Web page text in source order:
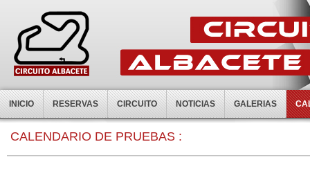
INICIO RESERVAS CIRCUITO NOTICIAS GALERIAS
CALENDARIO DE PRUEBAS :